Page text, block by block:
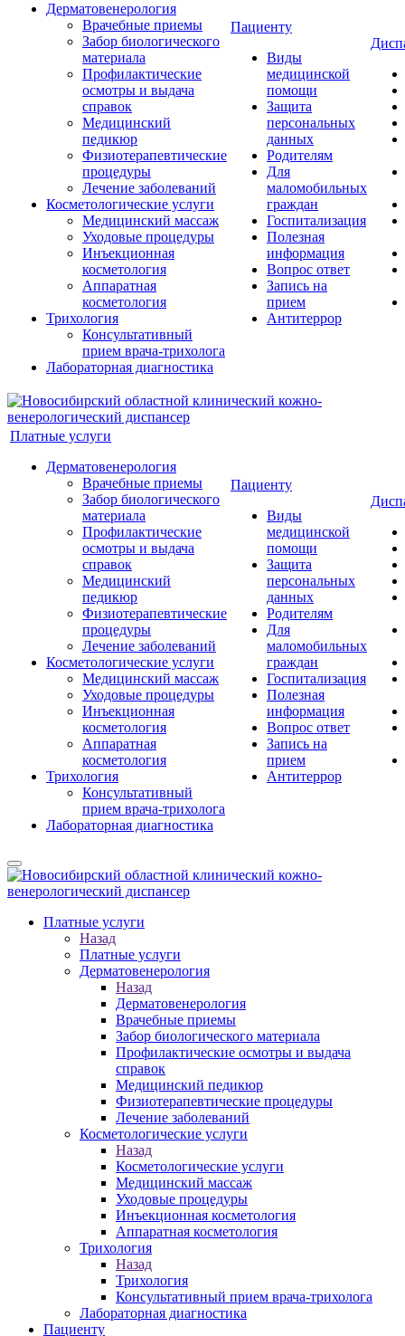
Дерматовенерология
Врачебные приемы
Забор биологического
материала
Профилактические
осмотры и выдача
справок
Медицинский
педикюр
Физиотерапевтические
процедуры
Лечение заболеваний
Косметологические услуги
Медицинский массаж
Уходовые процедуры
Инъекционная
косметология
Аппаратная
косметология
Трихология
Консультативный
прием врача-трихолога
Лабораторная диагностика
Пациенту
Виды
медицинской
помощи
Защита
персональных
данных
Родителям
Для
маломобильных
граждан
Госпитализация
Полезная
информация
Вопрос ответ
Запись на
прием
Антитеррор
Платные услуги
Дерматовенерология
Врачебные приемы
Забор биологического
материала
Профилактические
осмотры и выдача
справок
Медицинский
педикюр
Физиотерапевтические
процедуры
Лечение заболеваний
Косметологические услуги
Медицинский массаж
Уходовые процедуры
Инъекционная
косметология
Аппаратная
косметология
Трихология
Консультативный
прием врача-трихолога
Лабораторная диагностика
Пациенту
Виды
медицинской
помощи
Защита
персональных
данных
Родителям
Для
маломобильных
граждан
Госпитализация
Полезная
информация
Вопрос ответ
Запись на
прием
Антитеррор
Платные услуги
Назад
Платные услуги
Дерматовенерология
Назад
Дерматовенерология
Врачебные приемы
Забор биологического материала
Профилактические осмотры и выдача
справок
Медицинский педикюр
Физиотерапевтические процедуры
Лечение заболеваний
Косметологические услуги
Назад
Косметологические услуги
Медицинский массаж
Уходовые процедуры
Инъекционная косметология
Аппаратная косметология
Трихология
Назад
Трихология
Консультативный прием врача-трихолога
Лабораторная диагностика
Пациенту